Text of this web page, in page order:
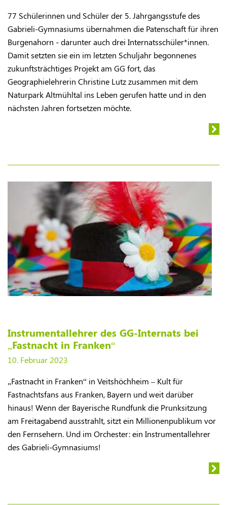
77 Schülerinnen und Schüler der 5. Jahrgangsstufe des
Gabrieli-Gymnasiums übernahmen die Patenschaft für ihren
Burgenahorn - darunter auch drei Internatsschüler*innen.
Damit setzten sie ein im letzten Schuljahr begonnenes
zukunftsträchtiges Projekt am GG fort, das
Geographielehrerin Christine Lutz zusammen mit dem
Naturpark Altmühltal ins Leben gerufen hatte und in den
nächsten Jahren fortsetzen möchte.
Instrumentallehrer des GG-Internats bei
„Fastnacht in Franken“
10. Februar 2023
„Fastnacht in Franken“ in Veitshöchheim – Kult für
Fastnachtsfans aus Franken, Bayern und weit darüber
hinaus! Wenn der Bayerische Rundfunk die Prunksitzung
am Freitagabend ausstrahlt, sitzt ein Millionenpublikum vor
den Fernsehern. Und im Orchester: ein Instrumentallehrer
des Gabrieli-Gymnasiums!